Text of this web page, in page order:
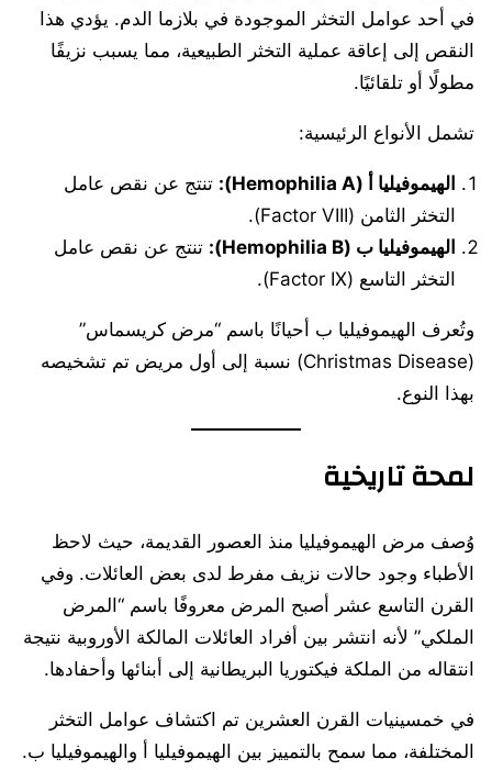
في أحد عوامل التخثر الموجودة في بلازما الدم. يؤدي هذا
النقص إلى إعاقة عملية التخثر الطبيعية، مما يسبب نزيفًا
مطولًا أو تلقائيًا.
تشمل الأنواع الرئيسية:
الهيموفيليا أ (Hemophilia A):
تنتج عن نقص عامل
التخثر الثامن (Factor VIII).
الهيموفيليا ب (Hemophilia B):
تنتج عن نقص عامل
التخثر التاسع (Factor IX).
وتُعرف الهيموفيليا ب أحيانًا باسم “مرض كريسماس”
(Christmas Disease) نسبة إلى أول مريض تم تشخيصه
بهذا النوع.
لمحة تاريخية
وُصف مرض الهيموفيليا منذ العصور القديمة، حيث لاحظ
الأطباء وجود حالات نزيف مفرط لدى بعض العائلات. وفي
القرن التاسع عشر أصبح المرض معروفًا باسم “المرض
الملكي” لأنه انتشر بين أفراد العائلات المالكة الأوروبية نتيجة
انتقاله من الملكة فيكتوريا البريطانية إلى أبنائها وأحفادها.
في خمسينيات القرن العشرين تم اكتشاف عوامل التخثر
المختلفة، مما سمح بالتمييز بين الهيموفيليا أ والهيموفيليا ب.